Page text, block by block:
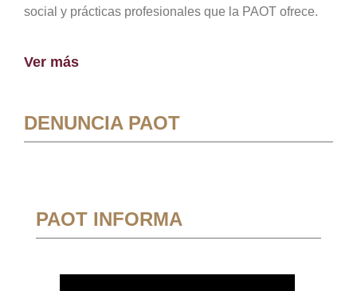
social y prácticas profesionales que la PAOT ofrece.
Ver más
DENUNCIA PAOT
PAOT INFORMA